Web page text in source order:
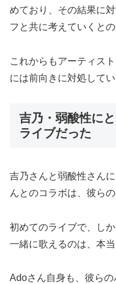
めており、その結果に
フと共に考えていくとの
これからもアーティス
には前向きに対処して
吉乃・弱酸性に
ライブだった
吉乃さんと弱酸性さん
んとのコラボは、彼ら
初めてのライブで、し
一緒に歌えるのは、本
Adoさん自身も、彼ら